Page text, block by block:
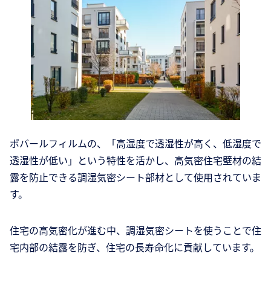
ポバールフィルムの、「高湿度で透湿性が高く、低湿度で
透湿性が低い」という特性を活かし、高気密住宅壁材の結
露を防止できる調湿気密シート部材として使用されていま
す。
住宅の高気密化が進む中、調湿気密シートを使うことで住
宅内部の結露を防ぎ、住宅の長寿命化に貢献しています。